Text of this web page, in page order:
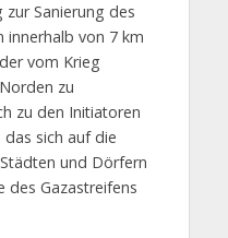
Sanierung des
innerhalb von 7 km
vom Krieg
zu
zu den Initiatoren
sich auf die
und Dörfern
des Gazastreifens